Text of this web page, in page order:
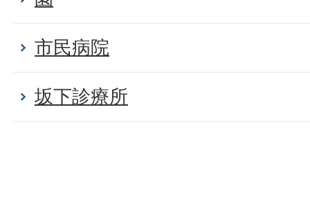
市民病院
坂下診療所